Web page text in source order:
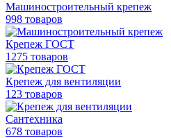
Машиностроительный крепеж
998 товаров
Крепеж ГОСТ
1275 товаров
Крепеж для вентиляции
123 товаров
Сантехника
678 товаров